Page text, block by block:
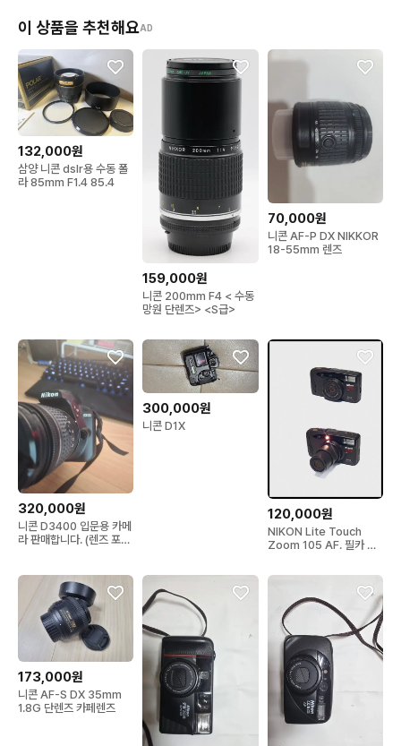
이 상품을 추천해요AD
132,000원
삼양 니콘 dslr용 수동 폴
라 85mm F1.4 85.4
159,000원
니콘 200mm F4 < 수동
망원 단렌즈> <S급>
70,000원
니콘 AF-P DX NIKKOR
18-55mm 렌즈
320,000원
니콘 D3400 입문용 카메
라 판매합니다. (렌즈 포
300,000원
니콘 D1X
120,000원
NIKON Lite Touch
Zoom 105 AF. 필카 A
173,000원
니콘 AF-S DX 35mm
1.8G 단렌즈 카페렌즈